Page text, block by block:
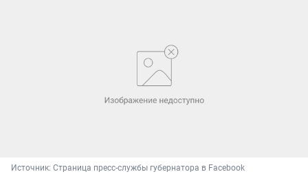
Источник: Страница пресс-службы губернатора в Facebook